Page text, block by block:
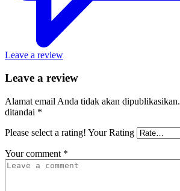
Leave a review
Leave a review
Alamat email Anda tidak akan dipublikasikan.
ditandai *
Please select a rating! Your Rating
Your comment *